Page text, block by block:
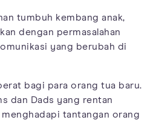
tumbuh kembang anak,
dengan permasalahan
yang berubah di
bagi para orang tua baru.
dan Dads yang rentan
tantangan orang